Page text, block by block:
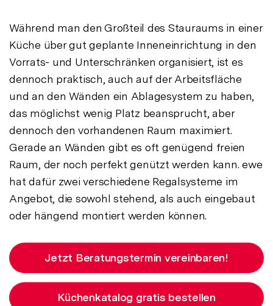
Während man den Großteil des Stauraums in einer
Küche über gut geplante Inneneinrichtung in den
Vorrats- und Unterschränken organisiert, ist es
dennoch praktisch, auch auf der Arbeitsfläche
und an den Wänden ein Ablagesystem zu haben,
das möglichst wenig Platz beansprucht, aber
dennoch den vorhandenen Raum maximiert.
Gerade an Wänden gibt es oft genügend freien
Raum, der noch perfekt genützt werden kann. ewe
hat dafür zwei verschiedene Regalsysteme im
Angebot, die sowohl stehend, als auch eingebaut
oder hängend montiert werden können.
Jetzt Beratungstermin vereinbaren!
Küchenkatalog gratis bestellen